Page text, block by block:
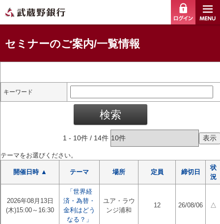
ログイ
セミナーのご案内/一覧情報
キーワード
1 - 10件 / 14件
テーマをお選びください。
開催日時 ▲ テーマ 場所 定員 締切日
状
況
2026年08月13日
(木)15:00～16:30
「世界経
済・為替・
金利はどう
なる？」
ユア・ラウ
ンジ浦和
12 26/08/06 △